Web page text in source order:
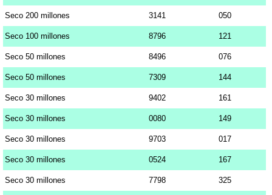
Seco 200 millones 3141 050
Seco 100 millones 8796 121
Seco 50 millones 8496 076
Seco 50 millones 7309 144
Seco 30 millones 9402 161
Seco 30 millones 0080 149
Seco 30 millones 9703 017
Seco 30 millones 0524 167
Seco 30 millones 7798 325